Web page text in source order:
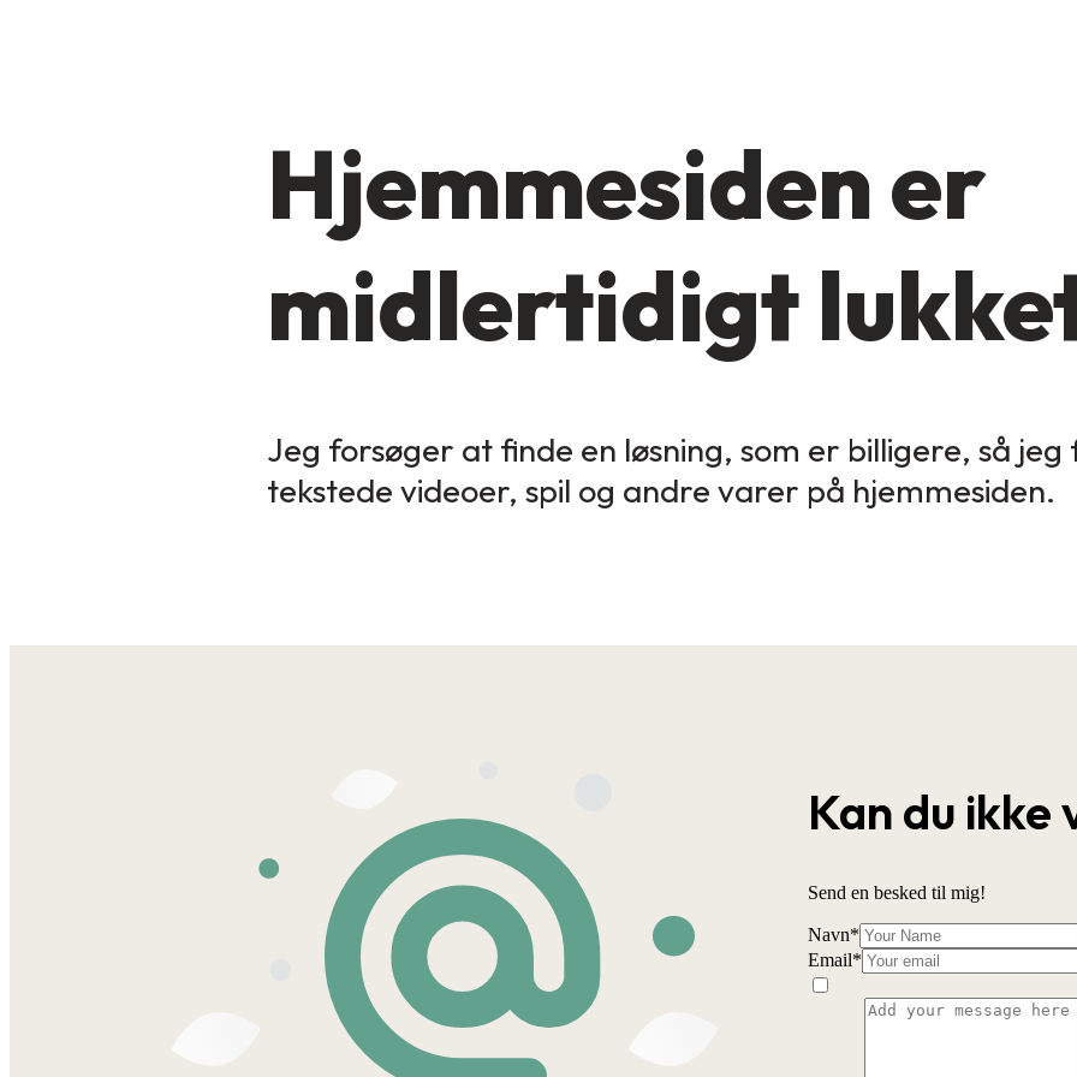
Hjemmesiden er
midlertidigt
Jeg forsøger at finde en løsning, som er billigere, så
tekstede videoer, spil og andre varer på hjemmesiden.
Kan du ikke
Send en besked til mig!
Navn*
Email*